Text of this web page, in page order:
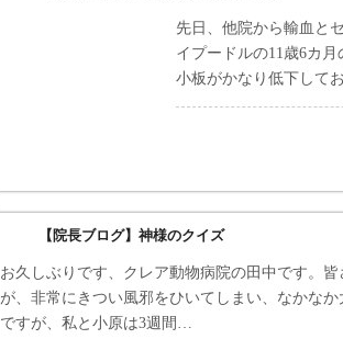
先日、他院から輸血と
イプードルの11歳6カ
小板がかなり低下して
【院長ブログ】神様のクイズ
お久しぶりです、クレア動物病院の田中です。
が、非常にきつい風邪をひいてしまい、なかな
ですが、私と小原は3週間…